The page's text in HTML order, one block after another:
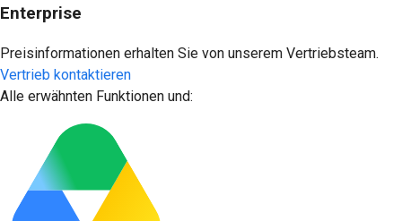
Enterprise
Preisinformationen erhalten Sie von unserem Vertriebsteam.
Vertrieb kontaktieren
Alle erwähnten Funktionen und: